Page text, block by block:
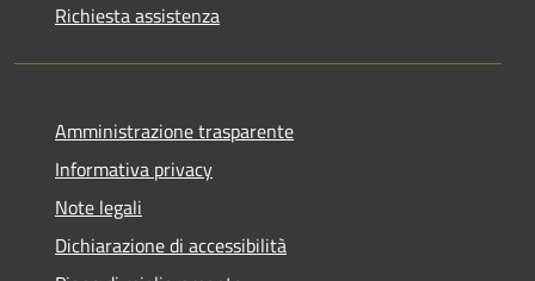
Richiesta assistenza
Amministrazione trasparente
Informativa privacy
Note legali
Dichiarazione di accessibilità